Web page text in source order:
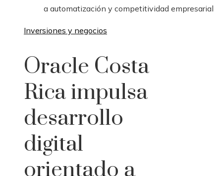
a automatización y competitividad empresarial
Inversiones y negocios
Oracle Costa
Rica impulsa
desarrollo
digital
orientado a